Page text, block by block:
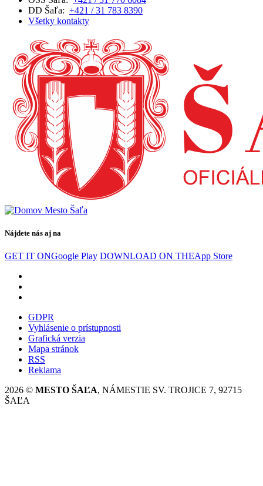
DD Šaľa: +421 / 31 783 8390
Všetky kontakty
Nájdete nás aj na
GET IT ONGoogle Play DOWNLOAD ON THEApp Store
GDPR
Vyhlásenie o prístupnosti
Grafická verzia
Mapa stránok
RSS
Reklama
2026 © MESTO ŠAĽA, NÁMESTIE SV. TROJICE 7, 92715
ŠAĽA